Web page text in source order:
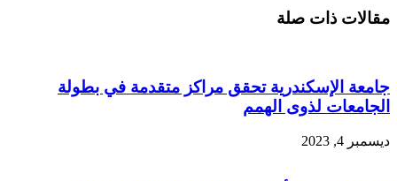
مقالات ذات صلة
جامعة الإسكندرية تحقق مراكز متقدمة في بطولة
الجامعات لذوى الهمم
ديسمبر 4, 2023